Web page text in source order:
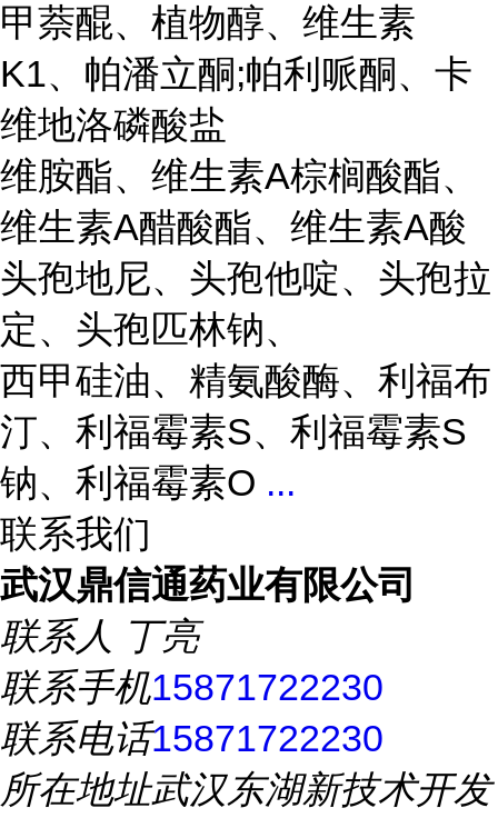
甲萘醌、植物醇、维生素
K1、帕潘立酮;帕利哌酮、卡
维地洛磷酸盐
维胺酯、维生素A棕榈酸酯、
维生素A醋酸酯、维生素A酸
头孢地尼、头孢他啶、头孢拉
定、头孢匹林钠、
西甲硅油、精氨酸酶、利福布
汀、利福霉素S、利福霉素S
钠、利福霉素O ...
联系我们
武汉鼎信通药业有限公司
联系人 丁亮
联系手机15871722230
联系电话15871722230
所在地址武汉东湖新技术开发